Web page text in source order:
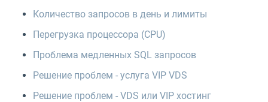
Количество запросов в день и лимиты
Перегрузка процессора (CPU)
Проблема медленных SQL запросов
Решение проблем - услуга VIP VDS
Решение проблем - VDS или VIP хостинг